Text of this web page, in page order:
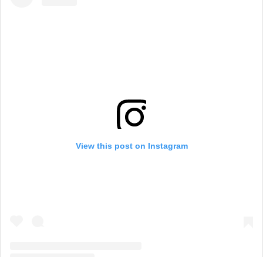
View this post on Instagram